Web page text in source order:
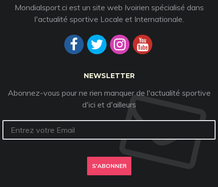
Mondialsport.ci est un site web Ivoirien spécialisé dans
l'actualité sportive Locale et Internationale.
NEWSLETTER
Abonnez-vous pour ne rien manquer de l'actualité sportive
d'ici et d'ailleurs
S'ABONNER